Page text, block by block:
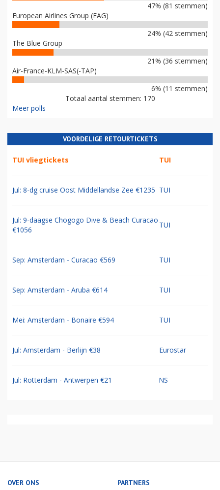
47% (81 stemmen)
European Airlines Group (EAG)
24% (42 stemmen)
The Blue Group
21% (36 stemmen)
Air-France-KLM-SAS(-TAP)
6% (11 stemmen)
Totaal aantal stemmen: 170
Meer polls
VOORDELIGE RETOURTICKETS
TUI vliegtickets TUI
Jul: 8-dg cruise Oost Middellandse Zee €1235 TUI
Jul: 9-daagse Chogogo Dive & Beach Curacao
€1056
TUI
Sep: Amsterdam - Curacao €569 TUI
Sep: Amsterdam - Aruba €614 TUI
Mei: Amsterdam - Bonaire €594 TUI
Jul: Amsterdam - Berlijn €38 Eurostar
Jul: Rotterdam - Antwerpen €21 NS
OVER ONS PARTNERS